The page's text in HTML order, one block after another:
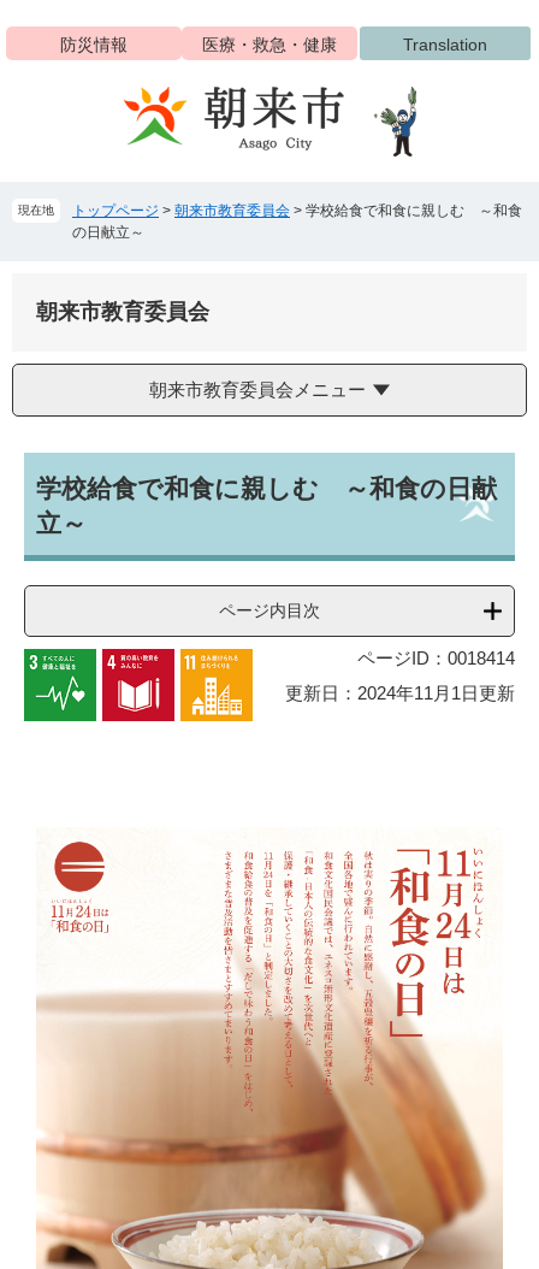
ジ
ュ
防災情報 医療・救急・健康 Translation
現在地 トップページ > 朝来市教育委員会 > 学校給食で和食に親しむ ～和食
の日献立～
朝来市教育委員会
朝来市教育委員会メニュー
文学校給食で和食に親しむ ～和食の日献
立～
ページ内目次
ページID：0018414
更新日：2024年11月1日更新